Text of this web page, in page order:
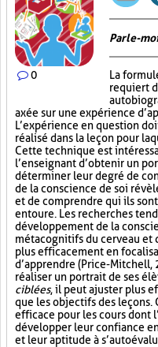
0
Parle-
La
requiert
axée sur une expérience
L’expérience en question
réalisé dans la leçon pour
Cette technique est
l’enseignant d’obtenir un
déterminer leur degré de
de la conscience de soi
et de comprendre qui ils
entoure. Les recherches
développement de la
métacognitifs du cerveau et
plus efficacement en
d’apprendre (Price-Mitchell,
réaliser un portrait de ses
ciblées, il peut ajuster plus
que les objectifs des
efficace pour les cours dont
développer leur confiance
et leur aptitude à